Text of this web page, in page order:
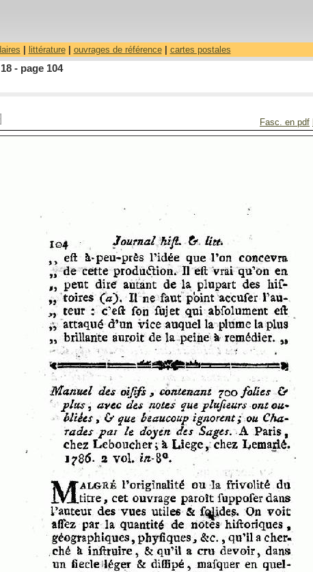
littérature| ouvrages de référence| cartes postales
- page 104
Fasc. en pdf